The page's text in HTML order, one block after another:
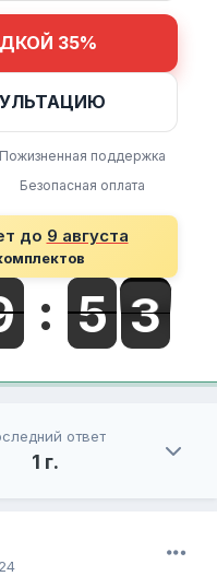
35%
Пожизненная поддержка
Безопасная оплата
до 9 августа
ответ
1 г.